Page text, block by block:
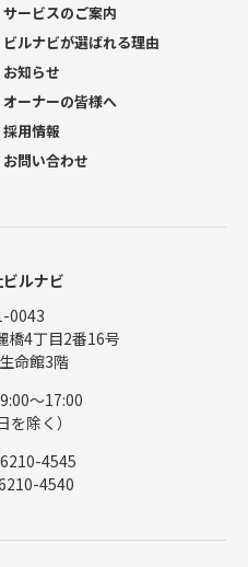
サービスのご案内
ビルナビが選ばれる理由
お知らせ
オーナーの皆様へ
採用情報
お問い合わせ
ルナビ
0043
橋4丁目2番16号
命館3階
〜17:00
を除く）
4545
4540